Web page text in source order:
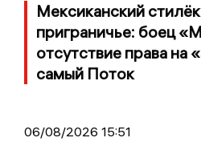
Мексиканский
приграничье: боец
отсутствие права на
самый Поток
06/08/2026 15:51